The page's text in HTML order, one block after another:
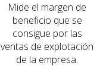
Mide el margen de
beneficio que se
consigue por las
ventas de explotación
de la empresa.